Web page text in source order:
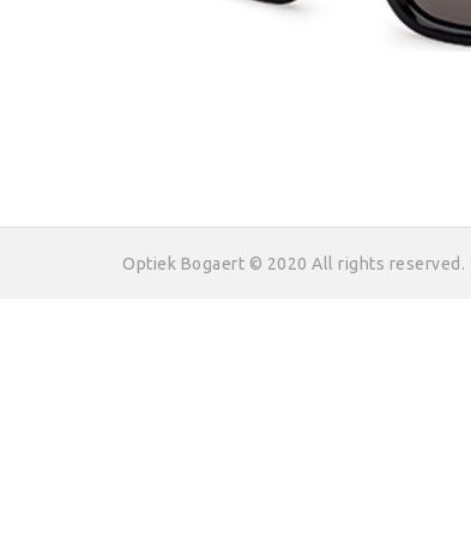
Optiek Bogaert © 2020 All rights reserved. |